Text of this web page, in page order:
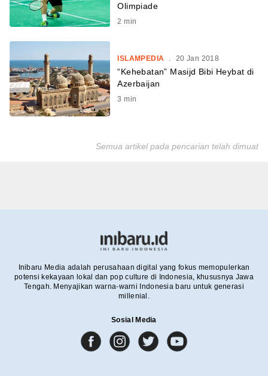
Olimpiade
2 min
ISLAMPEDIA . 20 Jan 2018
“Kehebatan” Masijd Bibi Heybat di
Azerbaijan
3 min
Semua artikel pada pencarian telah dimuat
Inibaru Media adalah perusahaan digital yang fokus memopulerkan
potensi kekayaan lokal dan pop culture di Indonesia, khususnya Jawa
Tengah. Menyajikan warna-warni Indonesia baru untuk generasi
millenial.
Sosial Media